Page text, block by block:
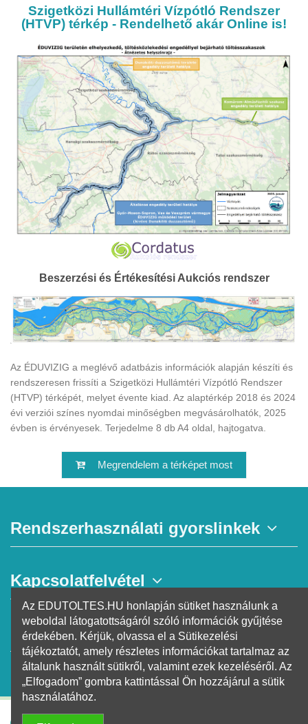
Szigetközi Hullámtéri Vízpótló Rendszer
(HTVP) térkép - Rendelhető akár Online is!
Beszerzési és Értékesítési Aukciós rendszer
Az ÉDUVIZIG a meglévő adatbázis információk alapján készíti és
rendszeresen frissíti a Szigetközi Hullámtéri Vízpótló Rendszer
(HTVP) térképét, melyet évente kiad. Az alaptérkép 2018 és 2024
évi verziói színes nyomdai minőségben megvásárolhatók, 2025
évben is érvényesek. Terjedelme 8 db A4 oldal, hajtogatva.
Megrendelem a térképet most
Rendszerhasználati gyorslinkek
Kapcsolatfelvétel
Hírlevél
Az EDUTOLTES.HU honlapján sütiket használunk a
weboldal látogatottságáról szóló információk gyűjtése
érdekében. Kérjük, olvassa el a Sütikezelési
tájékoztatót, amely részletes információkat tartalmaz az
általunk használt sütikről, valamint ezek kezeléséről. Az
„Elfogadom” gombra kattintással Ön hozzájárul a sütik
használatához.